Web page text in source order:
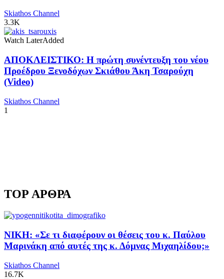
Skiathos Channel
3.3K
Watch LaterAdded
ΑΠΟΚΛΕΙΣΤΙΚΟ: Η πρώτη συνέντευξη του νέου
Προέδρου Ξενοδόχων Σκιάθου Άκη Τσαρούχη
(Video)
Skiathos Channel
1
TOP ΑΡΘΡΑ
ΝΙΚΗ: «Σε τι διαφέρουν οι θέσεις του κ. Παύλου
Μαρινάκη από αυτές της κ. Δόμνας Μιχαηλίδου;»
Skiathos Channel
16.7K